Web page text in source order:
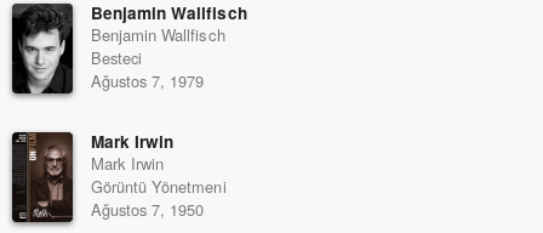
Benjamin Wallfisch
Benjamin Wallfisch
Besteci
Ağustos 7, 1979
Mark Irwin
Mark Irwin
Görüntü Yönetmeni
Ağustos 7, 1950